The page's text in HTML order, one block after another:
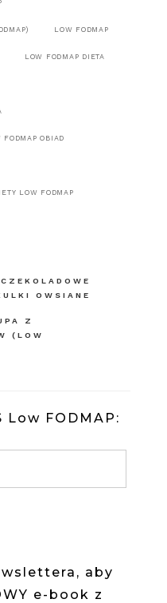
LOW FODMAP
LOW FODMAP DIETA
FODMAP OBIAD
LOW FODMAP
OWSIANE
Z
(LOW
Low FODMAP:
aby
e-book z